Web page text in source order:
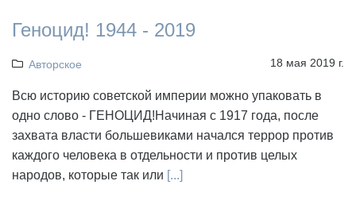
Геноцид! 1944 - 2019
Авторское 18 мая 2019 г.
Всю историю советской империи можно упаковать в
одно слово - ГЕНОЦИД!Начиная с 1917 года, после
захвата власти большевиками начался террор против
каждого человека в отдельности и против целых
народов, которые так или [...]